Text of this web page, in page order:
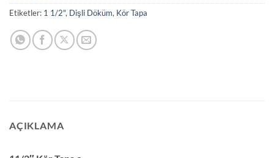
Etiketler: 1 1/2", Dişli Döküm, Kör Tapa
AÇIKLAMA